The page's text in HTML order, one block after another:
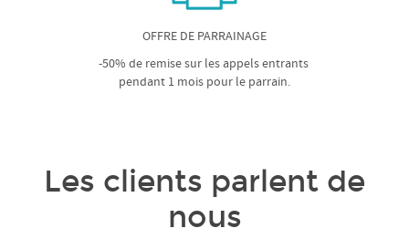
OFFRE DE PARRAINAGE
-50% de remise sur les appels entrants
pendant 1 mois pour le parrain.
Les clients parlent de
nous